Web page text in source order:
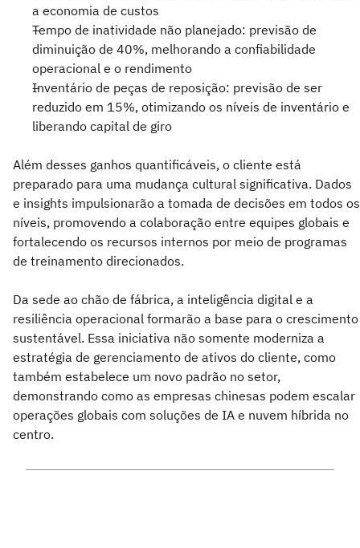
a economia de custos
Tempo de inatividade não planejado: previsão de
diminuição de 40%, melhorando a confiabilidade
operacional e o rendimento
Inventário de peças de reposição: previsão de ser
reduzido em 15%, otimizando os níveis de inventário e
liberando capital de giro
Além desses ganhos quantificáveis, o cliente está
preparado para uma mudança cultural significativa. Dados
e insights impulsionarão a tomada de decisões em todos os
níveis, promovendo a colaboração entre equipes globais e
fortalecendo os recursos internos por meio de programas
de treinamento direcionados.
Da sede ao chão de fábrica, a inteligência digital e a
resiliência operacional formarão a base para o crescimento
sustentável. Essa iniciativa não somente moderniza a
estratégia de gerenciamento de ativos do cliente, como
também estabelece um novo padrão no setor,
demonstrando como as empresas chinesas podem escalar
operações globais com soluções de IA e nuvem híbrida no
centro.